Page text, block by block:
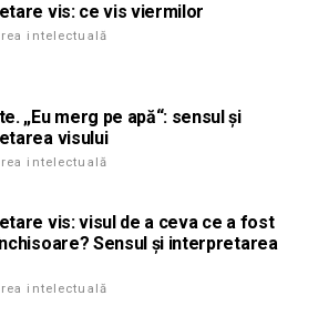
vis: ce vis viermilor
intelectuală
„Eu merg pe apă“: sensul și
visului
intelectuală
vis: visul de a ceva ce a fost
Sensul și interpretarea
intelectuală